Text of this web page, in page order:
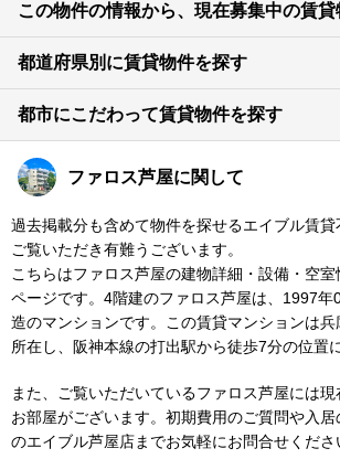
この物件の情報から、現在募集中の賃
都道府県別に賃貸物件を探す
都市にこだわって賃貸物件を探す
ファロス芦屋に関して
過去掲載分も含めて物件を探せるエイブル賃
ご覧いただき有難うございます。
こちらはファロス芦屋の建物詳細・設備・空
ページです。4階建のファロス芦屋は、1997年
造のマンションです。この賃貸マンションは兵
所在し、阪神本線の打出駅から徒歩7分の位置
また、ご覧いただいているファロス芦屋には
お部屋がございます。初期費用のご質問や入居
のエイブル芦屋店までお気軽にお問合せくださ